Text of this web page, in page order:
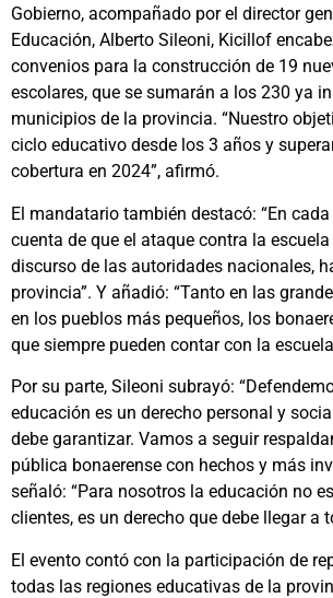
Gobierno, acompañado por el director
Educación, Alberto Sileoni, Kicillof
convenios para la construcción de 19
escolares, que se sumarán a los 230 ya
municipios de la provincia. “Nuestro
ciclo educativo desde los 3 años y
cobertura en 2024”, afirmó.
El mandatario también destacó: “En
cuenta de que el ataque contra la
discurso de las autoridades nacionales,
provincia”. Y añadió: “Tanto en las
en los pueblos más pequeños, los
que siempre pueden contar con la
Por su parte, Sileoni subrayó:
educación es un derecho personal y
debe garantizar. Vamos a seguir
pública bonaerense con hechos y más
señaló: “Para nosotros la educación no
clientes, es un derecho que debe llegar a
El evento contó con la participación de
todas las regiones educativas de la